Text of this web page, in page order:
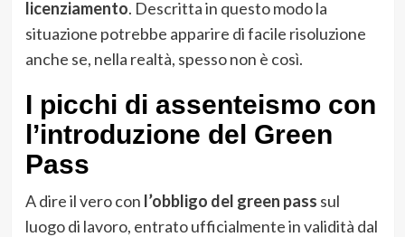
licenziamento. Descritta in questo modo la
situazione potrebbe apparire di facile risoluzione
anche se, nella realtà, spesso non è così.
I picchi di assenteismo con
l’introduzione del Green
Pass
A dire il vero con l’obbligo del green pass sul
luogo di lavoro, entrato ufficialmente in validità dal